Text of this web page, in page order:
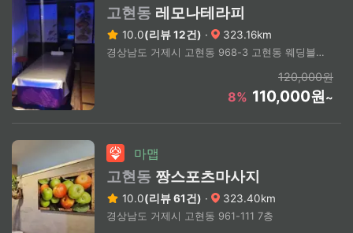
고현동 레모나테라피
10.0(리뷰 12건) · 323.16km
경상남도 거제시 고현동 968-3 고현동 웨딩블랑 인근
120,000원
8% 110,000원~
마맵
고현동 짱스포츠마사지
10.0(리뷰 61건) · 323.40km
경상남도 거제시 고현동 961-111 7층